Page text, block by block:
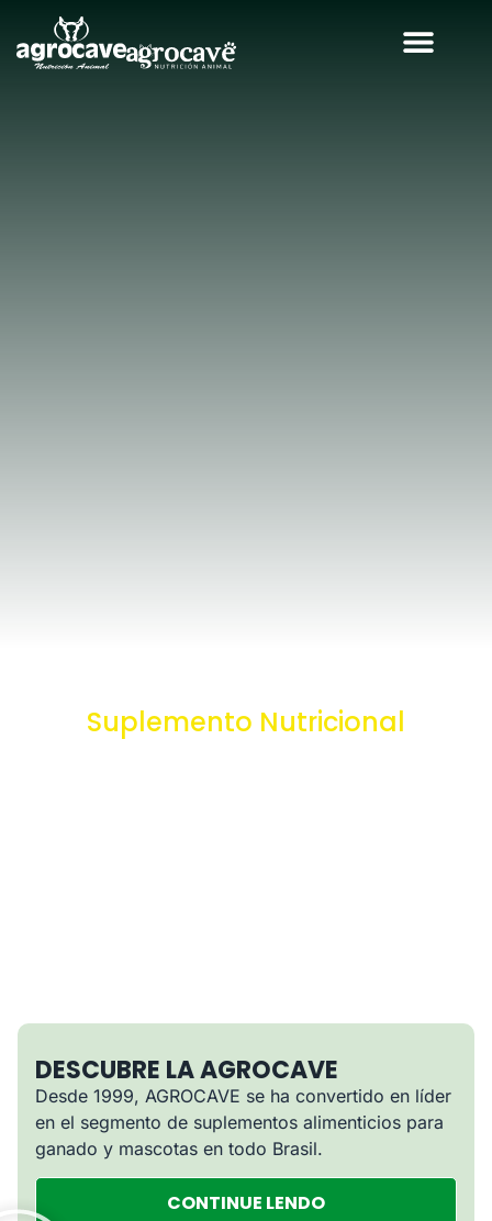
Suplemento Nutricional
DESCUBRE LA AGROCAVE
Desde 1999, AGROCAVE se ha convertido en líder
en el segmento de suplementos alimenticios para
ganado y mascotas en todo Brasil.
CONTINUE LENDO